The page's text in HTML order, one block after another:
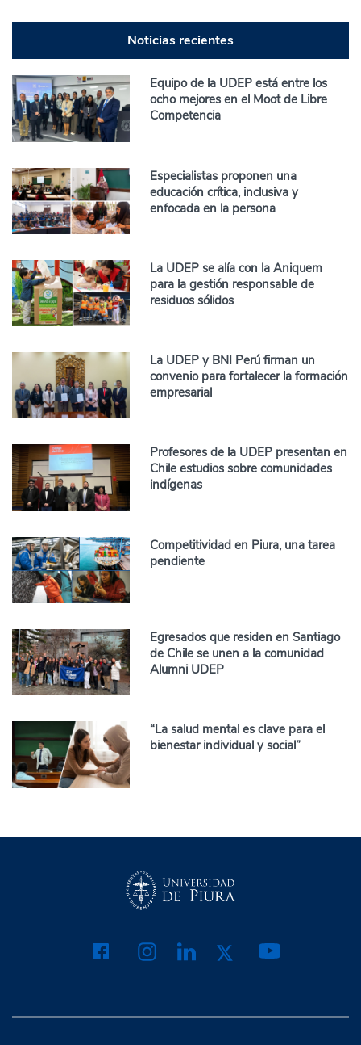
Noticias recientes
Equipo de la UDEP está entre los
ocho mejores en el Moot de Libre
Competencia
Especialistas proponen una
educación crítica, inclusiva y
enfocada en la persona
La UDEP se alía con la Aniquem
para la gestión responsable de
residuos sólidos
La UDEP y BNI Perú firman un
convenio para fortalecer la formación
empresarial
Profesores de la UDEP presentan en
Chile estudios sobre comunidades
indígenas
Competitividad en Piura, una tarea
pendiente
Egresados que residen en Santiago
de Chile se unen a la comunidad
Alumni UDEP
“La salud mental es clave para el
bienestar individual y social”